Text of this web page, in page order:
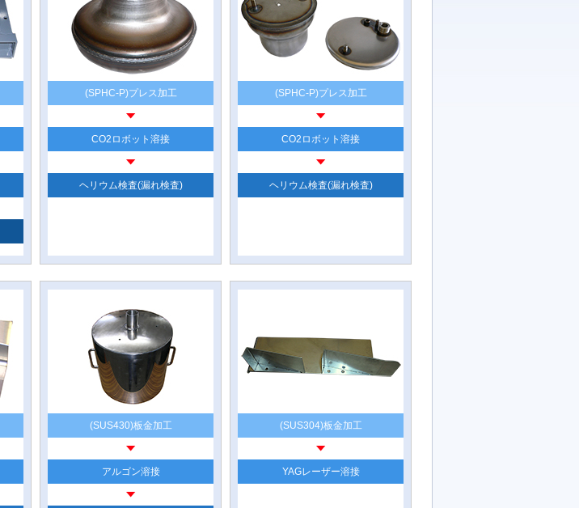
(SPHC-P)プレス加工
CO2ロボット溶接
ヘリウム検査(漏れ検査)
(SPHC-P)プレス加工
CO2ロボット溶接
ヘリウム検査(漏れ検査)
(SUS430)板金加工
アルゴン溶接
(SUS304)板金加工
YAGレーザー溶接